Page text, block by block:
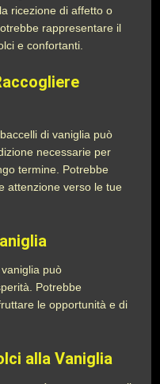
ricezione di affetto o
rappresentare il
e confortanti.
di vaniglia può
necessarie per
termine. Potrebbe
attenzione verso le tue
può
Potrebbe
le opportunità e di
alla Vaniglia